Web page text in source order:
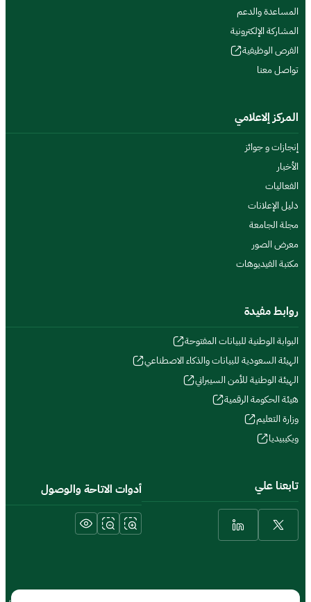
المساعدة والدعم
المشاركة الإلكترونية
الفرص الوظيفية
تواصل معنا
المركز إلاعلامي
إنجازات و جوائز
الأخبار
الفعاليات
دليل الإعلانات
مجلة الجامعة
معرض الصور
مكتبة الفيديوهات
روابط مفيدة
البوابة الوطنية للبيانات المفتوحة
الهيئة السعودية للبيانات والذكاء الاصطناعي
الهيئة الوطنية للأمن السيبراني
هيئة الحكومة الرقمية
وزارة التعليم
ويكيبيديا
تابعنا علي أدوات الاتاحة والوصول
الموقع الجغرافي